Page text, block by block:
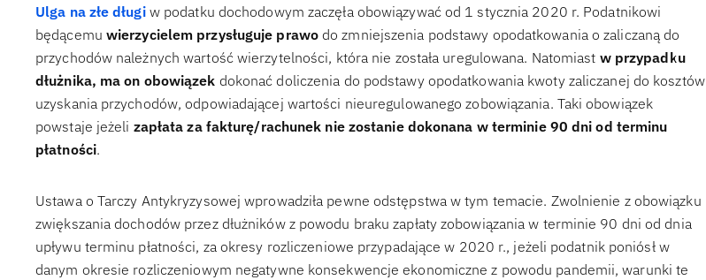
Ulga na złe długiw podatku dochodowym zaczęła obowiązywać od 1 stycznia 2020 r. Podatnikowi
będącemu wierzycielem przysługuje prawodo zmniejszenia podstawy opodatkowania o zaliczaną do
przychodów należnych wartość wierzytelności, która nie została uregulowana. Natomiast w przypadku
dłużnika, ma on obowiązek dokonać doliczenia do podstawy opodatkowania kwoty zaliczanej do kosztów
uzyskania przychodów, odpowiadającej wartości nieuregulowanego zobowiązania. Taki obowiązek
powstaje jeżeli zapłata za fakturę/rachunek nie zostanie dokonana w terminie 90 dni od terminu
płatności.
Ustawa o Tarczy Antykryzysowej wprowadziła pewne odstępstwa w tym temacie. Zwolnienie z obowiązku
zwiększania dochodów przez dłużników z powodu braku zapłaty zobowiązania w terminie 90 dni od dnia
upływu terminu płatności, za okresy rozliczeniowe przypadające w 2020 r., jeżeli podatnik poniósł w
danym okresie rozliczeniowym negatywne konsekwencje ekonomiczne z powodu pandemii, warunki te